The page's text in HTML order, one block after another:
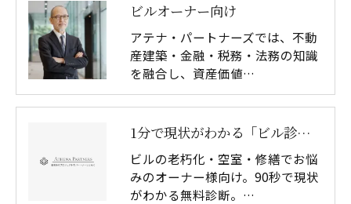
ビルオーナー向け
アテナ・パートナーズでは、不動
産建築・金融・税務・法務の知識
を融合し、資産価値…
1分で現状がわかる「ビル診断（無料）」（一般-LP)
ビルの老朽化・空室・修繕でお悩
みのオーナー様向け。90秒で現状
がわかる無料診断。…